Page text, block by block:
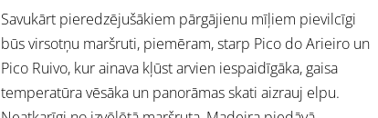
Savukārt pieredzējušākiem pārgājienu mīļiem pievilcīgi
būs virsotņu maršruti, piemēram, starp Pico do Arieiro un
Pico Ruivo, kur ainava kļūst arvien iespaidīgāka, gaisa
temperatūra vēsāka un panorāmas skati aizrauj elpu.